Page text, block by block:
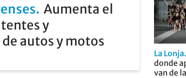
Aumenta el
y
autos y motos
La Lonja
donde
van de